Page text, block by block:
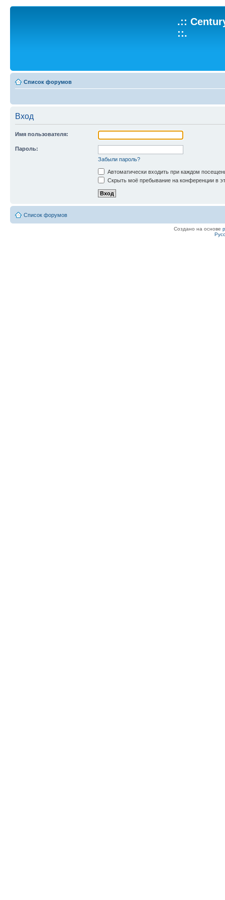
.::
::.
Список форумов
Вход
Имя пользователя:
Пароль:
Забыли пароль?
Автоматически входить при каждом
Скрыть моё пребывание на конференции в
Список форумов
Создано на основе